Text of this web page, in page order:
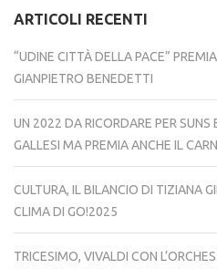
ARTICOLI RECENTI
“UDINE CITTÀ DELLA PACE”
GIANPIETRO BENEDETTI
UN 2022 DA RICORDARE PER SUNS
GALLESI MA PREMIA ANCHE IL
CULTURA, IL BILANCIO DI TIZIANA
CLIMA DI GO!2025
TRICESIMO, VIVALDI CON